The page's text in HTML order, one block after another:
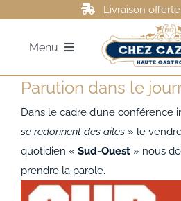
contenu
Livraison
Menu
FOIE GRAS
ROTI DE CANARD
MAGRETS DE CANARD
Parution dans le
Dans le cadre d’une conférence
se redonnent des ailes » le
quotidien « Sud-Ouest » nous
prendre la parole.